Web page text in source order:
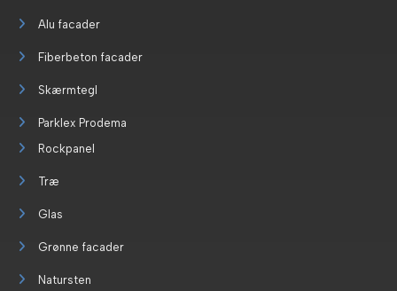
Alu facader
Fiberbeton facader
Skærmtegl
Parklex Prodema
Rockpanel
Træ
Glas
Grønne facader
Natursten